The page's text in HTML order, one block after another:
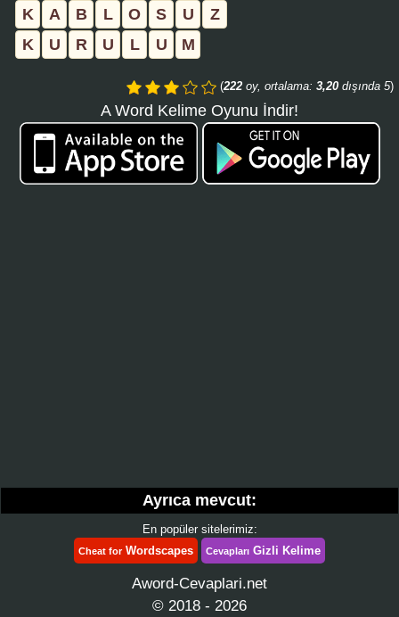
K
A B L O S U
Z
K
U R U L U M
(222 oy, ortalama: 3,20 dışında 5)
A Word Kelime Oyunu İndir!
Ayrıca mevcut:
En popüler sitelerimiz:
Cheat forWordscapes Cevapları Gizli Kelime
Aword-Cevaplari.net
© 2018 - 2026